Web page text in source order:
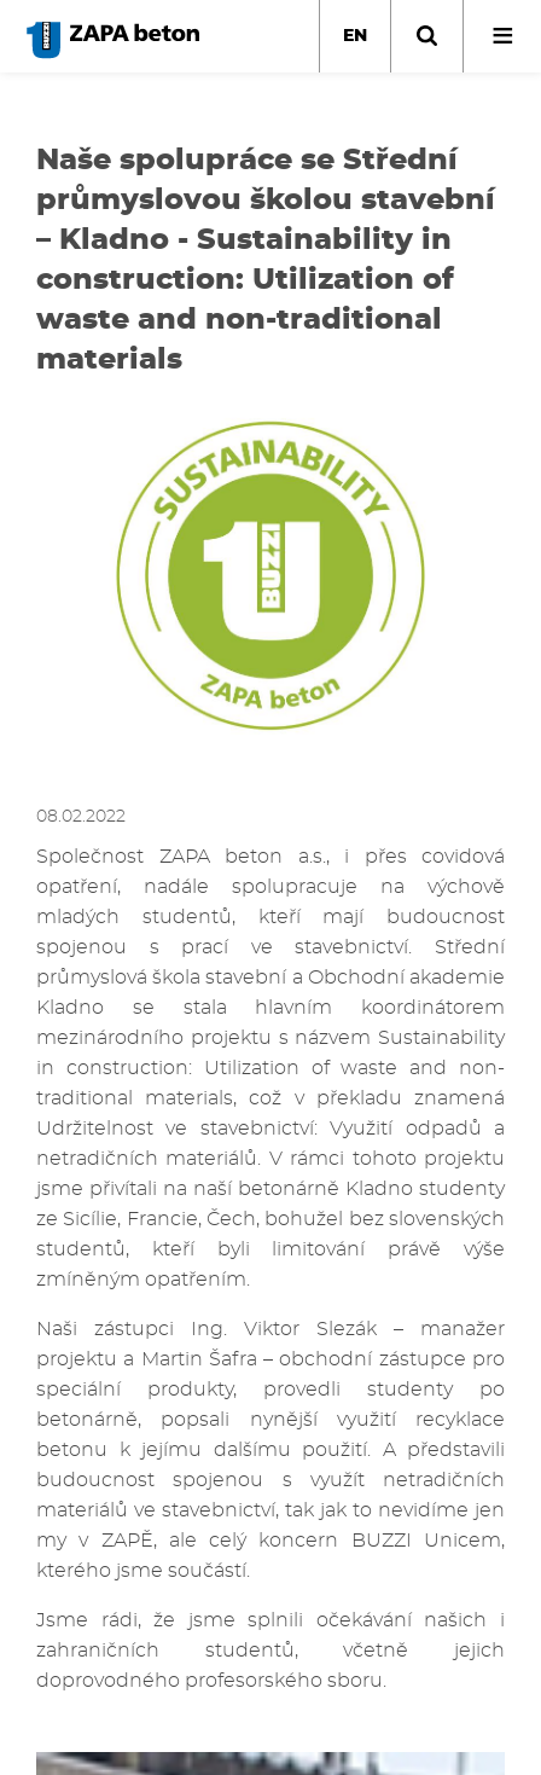
main
EN
Naše spolupráce se Střední
průmyslovou školou stavební
– Kladno - Sustainability in
construction: Utilization of
waste and non-traditional
materials
08.02.2022
Společnost ZAPA beton a.s., i přes covidová
opatření, nadále spolupracuje na výchově
mladých studentů, kteří mají budoucnost
spojenou s prací ve stavebnictví. Střední
průmyslová škola stavební a Obchodní akademie
Kladno se stala hlavním koordinátorem
mezinárodního projektu s názvem Sustainability
in construction: Utilization of waste and non-
traditional materials, což v překladu znamená
Udržitelnost ve stavebnictví: Využití odpadů a
netradičních materiálů. V rámci tohoto projektu
jsme přivítali na naší betonárně Kladno studenty
ze Sicílie, Francie, Čech, bohužel bez slovenských
studentů, kteří byli limitování právě výše
zmíněným opatřením.
Naši zástupci Ing. Viktor Slezák – manažer
projektu a Martin Šafra – obchodní zástupce pro
speciální produkty, provedli studenty po
betonárně, popsali nynější využití recyklace
betonu k jejímu dalšímu použití. A představili
budoucnost spojenou s využít netradičních
materiálů ve stavebnictví, tak jak to nevidíme jen
my v ZAPĚ, ale celý koncern BUZZI Unicem,
kterého jsme součástí.
Jsme rádi, že jsme splnili očekávání našich i
zahraničních studentů, včetně jejich
doprovodného profesorského sboru.